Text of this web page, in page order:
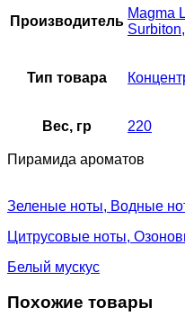
Производитель
Magma
Тип товара
Вес, гр 220
Пирамида ароматов
Зеленые ноты, Водные
Цитрусовые ноты,
Белый мускус
Похожие товары